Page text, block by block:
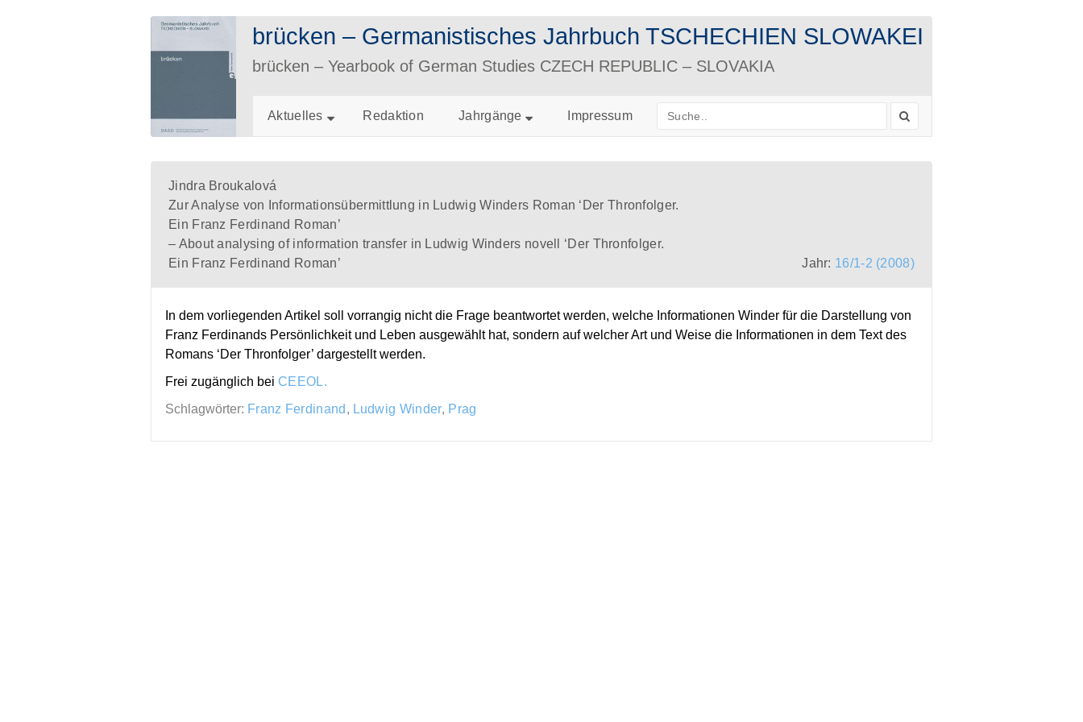
brücken – Germanistisches Jahrbuch TSCHECHIEN SLOWAKEI
brücken – Yearbook of German Studies CZECH REPUBLIC – SLOVAKIA
Aktuelles Redaktion Jahrgänge Impressum
Jindra Broukalová
Zur Analyse von Informationsübermittlung in Ludwig Winders Roman ‘Der Thronfolger.
Ein Franz Ferdinand Roman’
– About analysing of information transfer in Ludwig Winders novell ‘Der Thronfolger.
Ein Franz Ferdinand Roman’
Jahr: 16/1-2 (2008)
In dem vorliegenden Artikel soll vorrangig nicht die Frage beantwortet werden, welche Informationen Winder für die Darstellung von
Franz Ferdinands Persönlichkeit und Leben ausgewählt hat, sondern auf welcher Art und Weise die Informationen in dem Text des
Romans ‘Der Thronfolger’ dargestellt werden.
Frei zugänglich bei CEEOL.
Schlagwörter: Franz Ferdinand , Ludwig Winder, Prag